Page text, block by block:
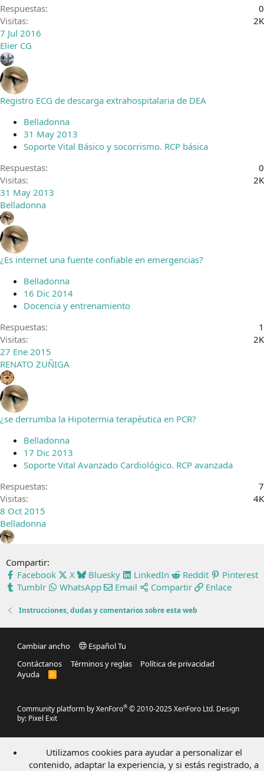
Respuestas
0
Visitas
2K
7 Jul 2016
Elier CG
Registro ECG de descarga extrahospitalaria de DEA
Belladonna
31 May 2013
Soporte Vital Básico y socorrismo. RCP básica
Respuestas
0
Visitas
2K
31 May 2013
Belladonna
¿Es internet una fuente confiable en emergencias?
Belladonna
16 Dic 2014
Docencia y entrenamiento
Respuestas
1
Visitas
2K
27 Ene 2015
RENATO ZUÑIGA
¿se derrumba la Hipotermia terapéutica en PCR?
Belladonna
17 Dic 2013
Soporte Vital Avanzado Cardiológico. RCP avanzada
Respuestas
7
Visitas
4K
8 Oct 2015
Belladonna
Compartir:
Facebook
X Bluesky LinkedIn Reddit
Pinterest
Tumblr
WhatsApp Email Compartir Enlace
Instrucciones, dudas y comentarios sobre esta web
Cambiar ancho
Español Tu
Contáctanos
Términos y reglas
Política de privacidad
Ayuda
R
S
Community platform by XenForo® © 2010-2025 XenForo Ltd. Design
by: Pixel Exit
Utilizamos cookies para ayudar a personalizar el
contenido, adaptar la experiencia, y si estás registrado, a